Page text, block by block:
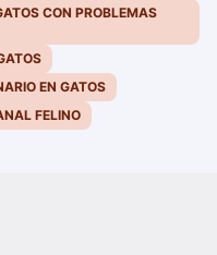
CON PROBLEMAS
EN GATOS
FELINO